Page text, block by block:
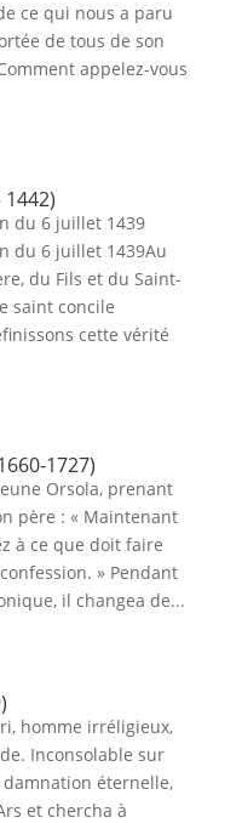
ce qui nous a paru
de tous de son
appelez-vous
du 6 juillet 1439
du 6 juillet 1439Au
du Fils et du Saint-
saint concile
cette vérité
1727)
Orsola, prenant
père : « Maintenant
à ce que doit faire
» Pendant
il changea de...
homme irréligieux,
Inconsolable sur
éternelle,
et chercha à